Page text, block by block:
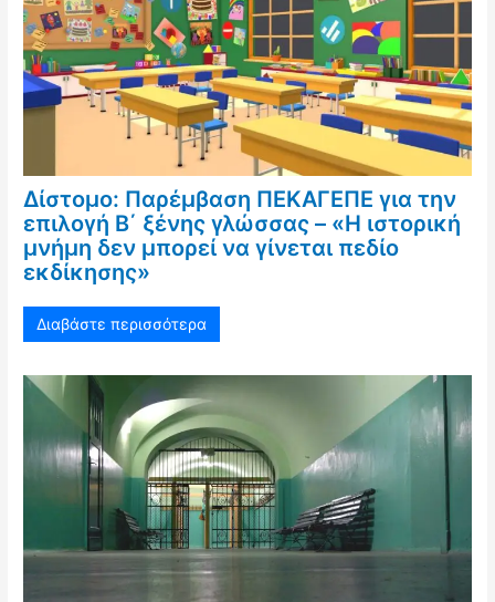
Δίστομο: Παρέμβαση ΠΕΚΑΓΕΠΕ για την
επιλογή Β΄ ξένης γλώσσας – «Η ιστορική
μνήμη δεν μπορεί να γίνεται πεδίο
εκδίκησης»
Διαβάστε περισσότερα